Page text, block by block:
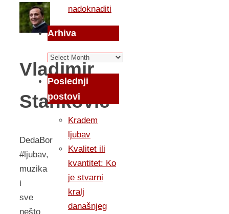
Vladimir
Stankovic
DedaBor
#ljubav,
muzika
i
sve
nešto
nadoknaditi
Arhiva
Arhiva
Poslednji
postovi
Kradem
ljubav
Kvalitet ili
kvantitet: Ko
je stvarni
kralj
današnjeg